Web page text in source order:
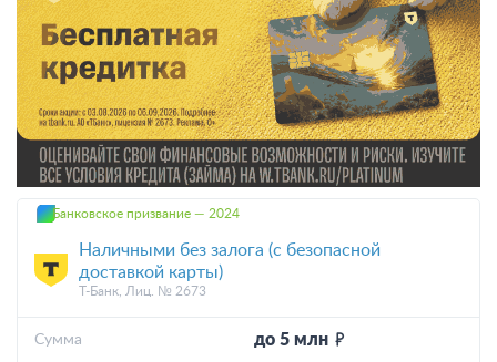
Банковское призвание — 2024
Наличными без залога (с безопасной
доставкой карты)
Т-Банк, Лиц. № 2673
до 5 млн
Cумма